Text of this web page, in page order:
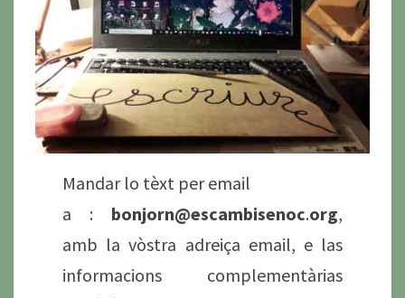
Mandar lo tèxt per email
a : bonjorn@escambisenoc.org,
amb la vòstra adreiça email, e las
informacions complementàrias